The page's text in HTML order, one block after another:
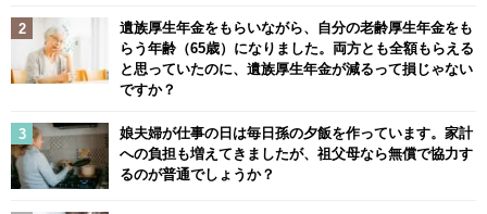
遺族厚生年金をもらいながら、自分の老齢厚生年金をも
らう年齢（65歳）になりました。両方とも全額もらえる
と思っていたのに、遺族厚生年金が減るって損じゃない
ですか？
娘夫婦が仕事の日は毎日孫の夕飯を作っています。家計
への負担も増えてきましたが、祖父母なら無償で協力す
るのが普通でしょうか？